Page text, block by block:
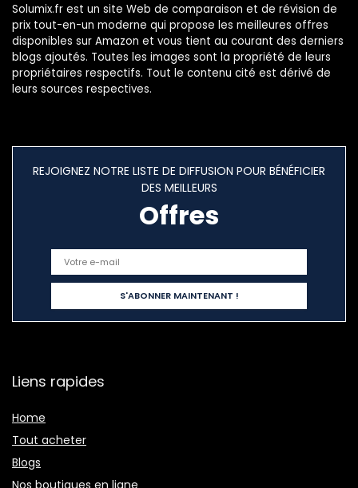
Solumix.fr est un site Web de comparaison et de révision de
prix tout-en-un moderne qui propose les meilleures offres
disponibles sur Amazon et vous tient au courant des derniers
blogs ajoutés. Toutes les images sont la propriété de leurs
propriétaires respectifs. Tout le contenu cité est dérivé de
leurs sources respectives.
REJOIGNEZ NOTRE LISTE DE DIFFUSION POUR BÉNÉFICIER
DES MEILLEURS
Offres
Liens rapides
Home
Tout acheter
Blogs